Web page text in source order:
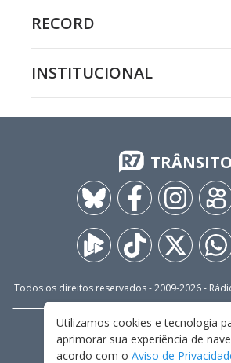
RECORD
INSTITUCIONAL
TRÂNSITO
Todos os direitos reservados - 2009-2026-
FALE CONOSCO
TERMOS E CONDIÇÕES DE
Utilizamos cookies e tecnologia
aprimorar sua experiência de
acordo com o Aviso de